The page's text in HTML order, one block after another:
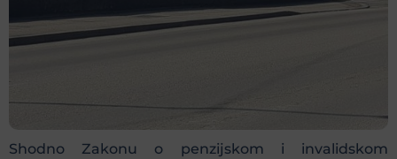
Shodno Zakonu o penzijskom i invalidskom